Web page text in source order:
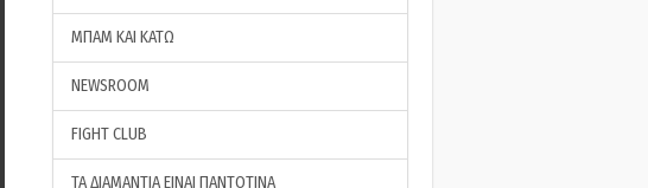
ΜΠΑΜ ΚΑΙ ΚΑΤΩ
NEWSROOM
FIGHT CLUB
ΤΑ ΔΙΑΜΑΝΤΙΑ ΕΙΝΑΙ ΠΑΝΤΟΤΙΝΑ